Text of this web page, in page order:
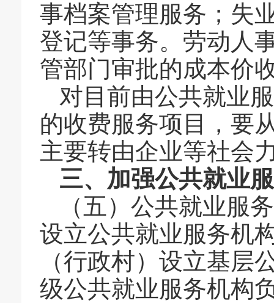
事档案管理服务；失
登记等事务。劳动人
管部门审批的成本价
对目前由公共就业
的收费服务项目，要
主要转由企业等社会
三、加强公共就业
（五）公共就业服
设立公共就业服务机
（行政村）设立基层
级公共就业服务机构